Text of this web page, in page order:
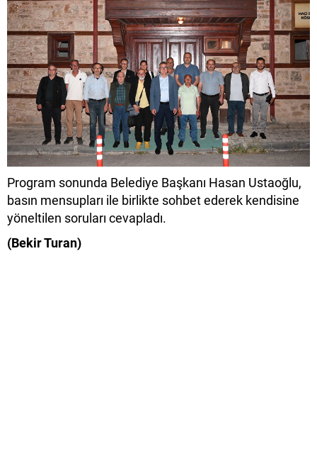
Program sonunda Belediye Başkanı Hasan Ustaoğlu,
basın mensupları ile birlikte sohbet ederek kendisine
yöneltilen soruları cevapladı.
(Bekir Turan)